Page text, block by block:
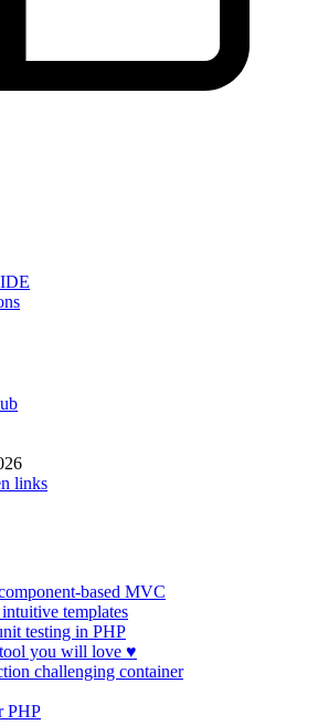
links
based MVC
templates
testing in PHP
you will love ♥
challenging container
PHP